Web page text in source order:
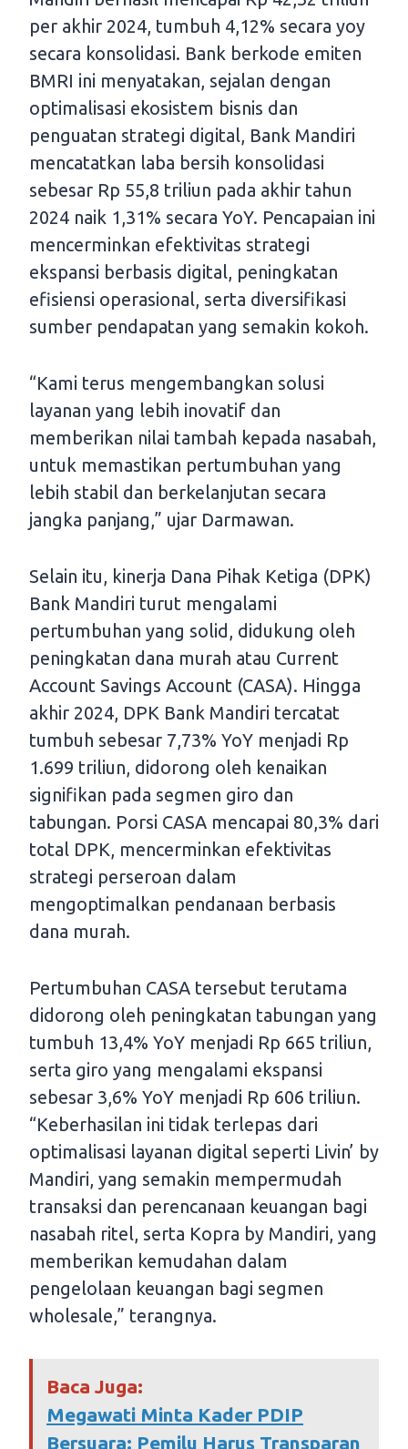
per akhir 2024, tumbuh 4,12% secara yoy
secara konsolidasi. Bank berkode emiten
BMRI ini menyatakan, sejalan dengan
optimalisasi ekosistem bisnis dan
penguatan strategi digital, Bank Mandiri
mencatatkan laba bersih konsolidasi
sebesar Rp 55,8 triliun pada akhir tahun
2024 naik 1,31% secara YoY. Pencapaian ini
mencerminkan efektivitas strategi
ekspansi berbasis digital, peningkatan
efisiensi operasional, serta diversifikasi
sumber pendapatan yang semakin kokoh.
“Kami terus mengembangkan solusi
layanan yang lebih inovatif dan
memberikan nilai tambah kepada nasabah,
untuk memastikan pertumbuhan yang
lebih stabil dan berkelanjutan secara
jangka panjang,” ujar Darmawan.
Selain itu, kinerja Dana Pihak Ketiga (DPK)
Bank Mandiri turut mengalami
pertumbuhan yang solid, didukung oleh
peningkatan dana murah atau Current
Account Savings Account (CASA). Hingga
akhir 2024, DPK Bank Mandiri tercatat
tumbuh sebesar 7,73% YoY menjadi Rp
1.699 triliun, didorong oleh kenaikan
signifikan pada segmen giro dan
tabungan. Porsi CASA mencapai 80,3% dari
total DPK, mencerminkan efektivitas
strategi perseroan dalam
mengoptimalkan pendanaan berbasis
dana murah.
Pertumbuhan CASA tersebut terutama
didorong oleh peningkatan tabungan yang
tumbuh 13,4% YoY menjadi Rp 665 triliun,
serta giro yang mengalami ekspansi
sebesar 3,6% YoY menjadi Rp 606 triliun.
“Keberhasilan ini tidak terlepas dari
optimalisasi layanan digital seperti Livin’ by
Mandiri, yang semakin mempermudah
transaksi dan perencanaan keuangan bagi
nasabah ritel, serta Kopra by Mandiri, yang
memberikan kemudahan dalam
pengelolaan keuangan bagi segmen
wholesale,” terangnya.
Baca Juga:
Megawati Minta Kader PDIP
Bersuara: Pemilu Harus Transparan